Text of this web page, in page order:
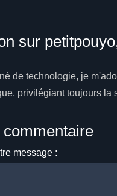
sur
de technologie, je
privilégiant toujours la
commentaire
message :